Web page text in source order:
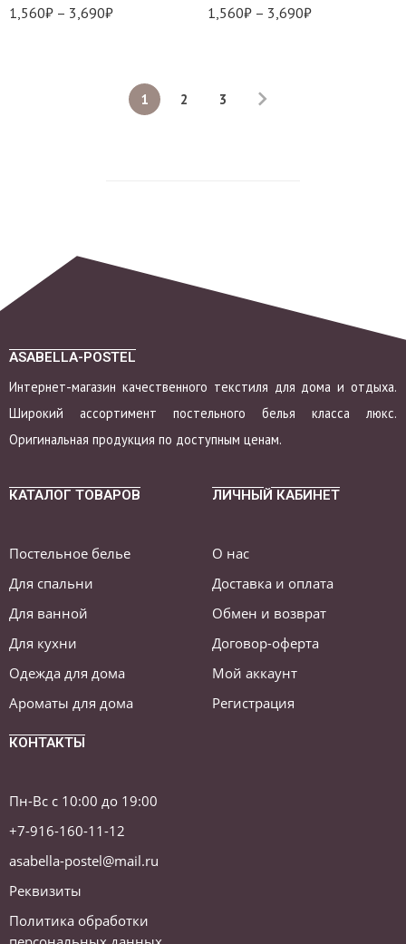
1,560₽ – 3,690₽ 1,560₽ – 3,690₽
1 2 3
ASABELLA-POSTEL
Интернет-магазин качественного текстиля для дома и отдыха.
Широкий ассортимент постельного белья класса люкс.
Оригинальная продукция по доступным ценам.
КАТАЛОГ ТОВАРОВ
Постельное белье
Для спальни
Для ванной
Для кухни
Одежда для дома
Ароматы для дома
ЛИЧНЫЙ КАБИНЕТ
О нас
Доставка и оплата
Обмен и возврат
Договор-оферта
Мой аккаунт
Регистрация
КОНТАКТЫ
Пн-Вс с 10:00 до 19:00
+7-916-160-11-12
asabella-postel@mail.ru
Реквизиты
Политика обработки